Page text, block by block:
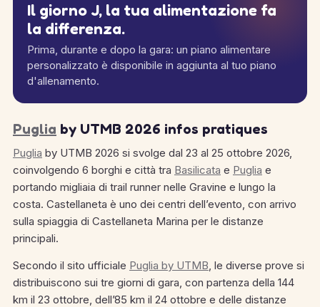
Il giorno J, la tua alimentazione fa
la differenza.
Prima, durante e dopo la gara: un piano alimentare
personalizzato è disponibile in aggiunta al tuo piano
d'allenamento.
Puglia by UTMB 2026 infos pratiques
Puglia by UTMB 2026 si svolge dal 23 al 25 ottobre 2026,
coinvolgendo 6 borghi e città tra Basilicata e Puglia e
portando migliaia di trail runner nelle Gravine e lungo la
costa. Castellaneta è uno dei centri dell’evento, con arrivo
sulla spiaggia di Castellaneta Marina per le distanze
principali.
Secondo il sito ufficiale Puglia by UTMB, le diverse prove si
distribuiscono sui tre giorni di gara, con partenza della 144
km il 23 ottobre, dell’85 km il 24 ottobre e delle distanze